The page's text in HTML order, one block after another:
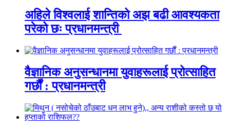
अहिले विश्वलाई शान्तिको अझ बढी आवश्यकता
परेको छः प्रधानमन्त्री
वैज्ञानिक अनुसन्धानमा युवाहरूलाई प्रोत्साहित
गर्छौं : प्रधानमन्त्री